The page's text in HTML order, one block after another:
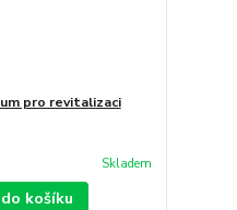
pro revitalizaci
Skladem
košíku